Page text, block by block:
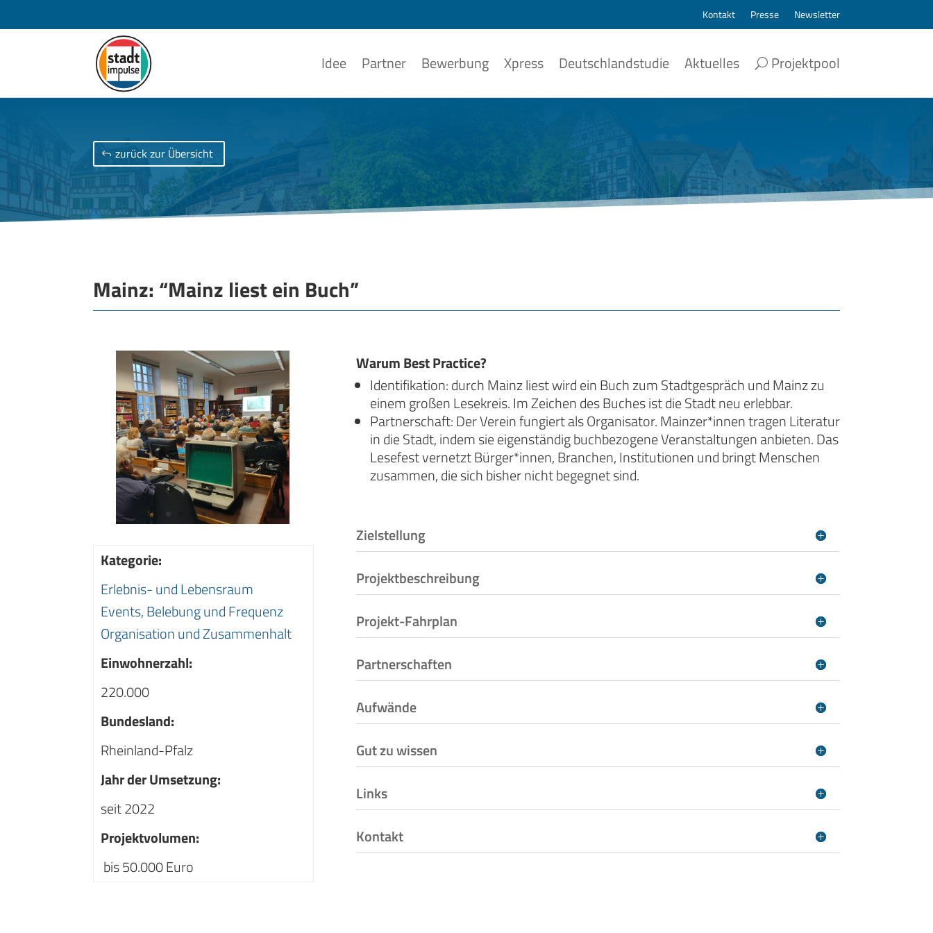
Kontakt Presse Newsletter
Idee Partner Bewerbung Xpress Deutschlandstudie Aktuelles Projektpool
zurück zur Übersicht
Mainz: “Mainz liest ein Buch”
Kategorie:
Erlebnis- und Lebensraum
Events, Belebung und Frequenz
Organisation und Zusammenhalt
Einwohnerzahl:
220.000
Bundesland:
Rheinland-Pfalz
Jahr der Umsetzung:
seit 2022
Projektvolumen:
bis 50.000 Euro
Warum Best Practice?
Identifikation: durch Mainz liest wird ein Buch zum Stadtgespräch und Mainz zu
einem großen Lesekreis. Im Zeichen des Buches ist die Stadt neu erlebbar.
Partnerschaft: Der Verein fungiert als Organisator. Mainzer*innen tragen Literatur
in die Stadt, indem sie eigenständig buchbezogene Veranstaltungen anbieten. Das
Lesefest vernetzt Bürger*innen, Branchen, Institutionen und bringt Menschen
zusammen, die sich bisher nicht begegnet sind.
Zielstellung
Projektbeschreibung
Projekt-Fahrplan
Partnerschaften
Aufwände
Gut zu wissen
Links
Kontakt